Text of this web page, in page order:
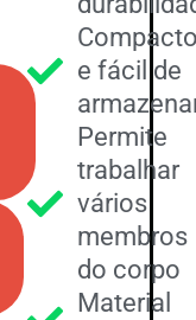
e fácil de
Permite
trabalhar
vários
membros
do corpo
Material